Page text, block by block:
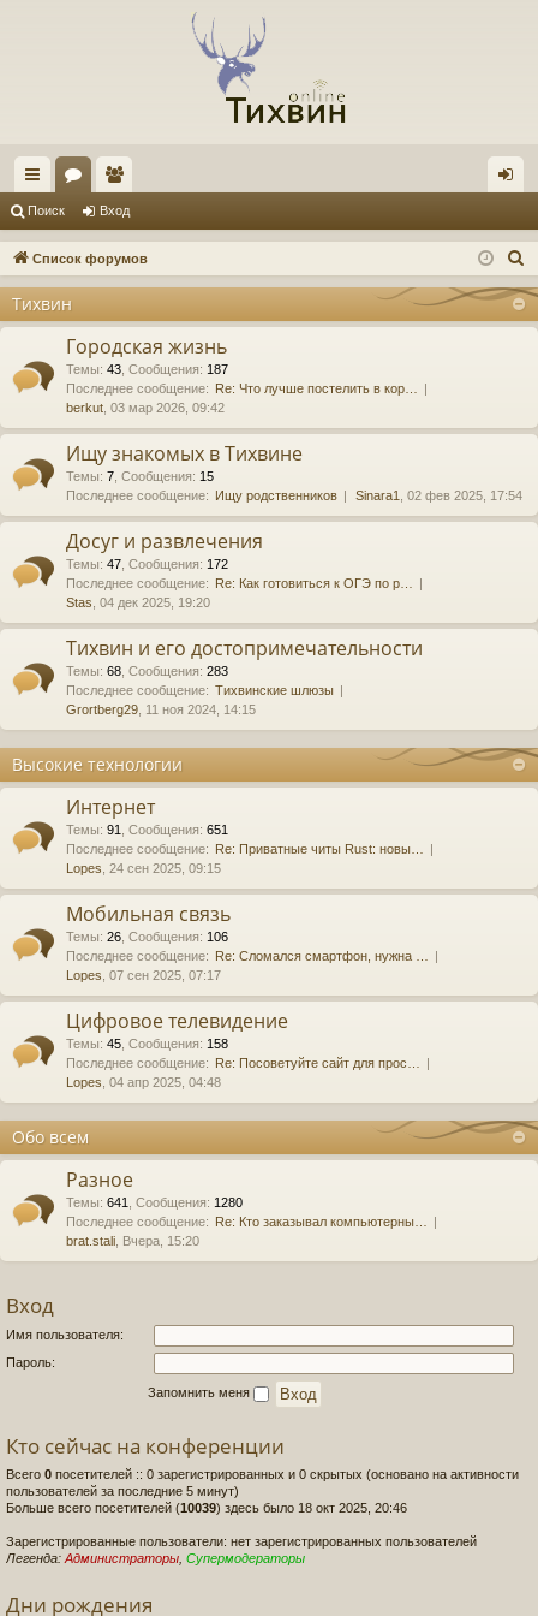
с
ы
и
ум
ол
ьз
ат
ел
и
д
Поиск Вход
Список форумов
Тихвин
Городская жизнь
Темы: 43 Сообщения: 187
Последнее сообщение: Re: Что лучше постелить в кор…
berkut , 03 мар 2026, 09:42
Ищу знакомых в Тихвине
Темы: 7 Сообщения: 15
Последнее сообщение: Ищу родственников Sinara1 , 02 фев 2025, 17:54
Досуг и развлечения
Темы: 47 Сообщения: 172
Последнее сообщение: Re: Как готовиться к ОГЭ по р…
Stas , 04 дек 2025, 19:20
Тихвин и его достопримечательности
Темы: 68 Сообщения: 283
Последнее сообщение: Тихвинские шлюзы
Grortberg29 , 11 ноя 2024, 14:15
Высокие технологии
Интернет
Темы: 91 Сообщения: 651
Последнее сообщение: Re: Приватные читы Rust: новы…
Lopes , 24 сен 2025, 09:15
Мобильная связь
Темы: 26 Сообщения: 106
Последнее сообщение: Re: Сломался смартфон, нужна …
Lopes , 07 сен 2025, 07:17
Цифровое телевидение
Темы: 45 Сообщения: 158
Последнее сообщение: Re: Посоветуйте сайт для прос…
Lopes , 04 апр 2025, 04:48
Обо всем
Разное
Темы: 641 Сообщения: 1280
Последнее сообщение: Re: Кто заказывал компьютерны…
brat.stali , Вчера, 15:20
Вход
Имя пользователя:
Пароль:
Запомнить меня
Кто сейчас на конференции
Всего 0 посетителей :: 0 зарегистрированных и 0 скрытых (основано на активности
пользователей за последние 5 минут)
Больше всего посетителей (10039) здесь было 18 окт 2025, 20:46
Зарегистрированные пользователи: нет зарегистрированных пользователей
Легенда: Администраторы Супермодераторы
Дни рождения